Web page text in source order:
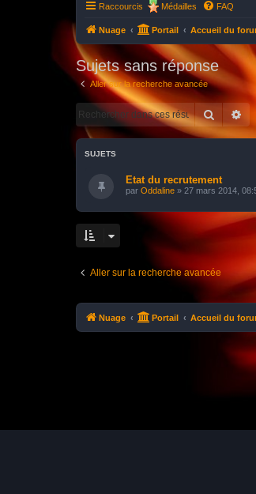
Raccourcis Médailles FAQ
Nuage Portail Accueil du
Sujets sans réponse
Aller sur la recherche avancée
SUJETS
Etat du recrutement
par Oddaline » 27 mars 2014,
Aller sur la recherche avancée
Nuage Portail Accueil du